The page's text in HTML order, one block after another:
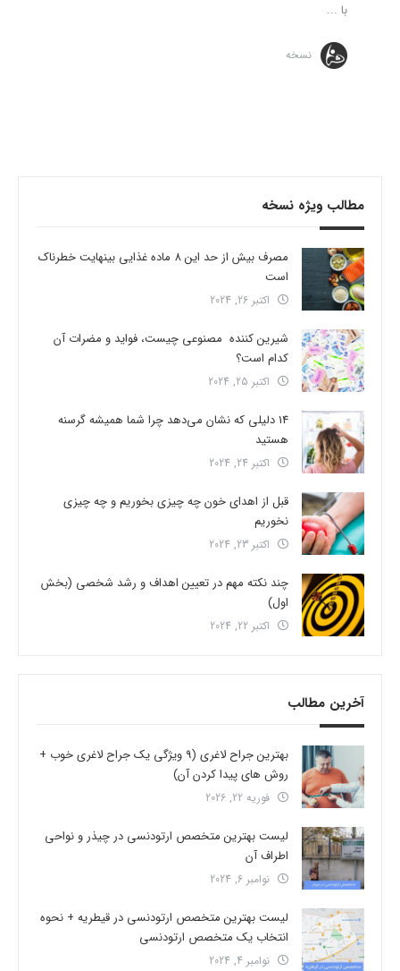
با ...
نسخه
مطالب ویژه نسخه
مصرف بیش از حد این 8 ماده غذایی بینهایت خطرناک
است
اکتبر 26, 2024
شیرین کننده مصنوعی چیست، فواید و مضرات آن
کدام است؟
اکتبر 25, 2024
14 دلیلی که نشان می‌دهد چرا شما همیشه گرسنه
هستید
اکتبر 24, 2024
قبل از اهدای خون چه چیزی بخوریم و چه چیزی
نخوریم
اکتبر 23, 2024
چند نکته مهم در تعیین اهداف و رشد شخصی (بخش
اول)
اکتبر 22, 2024
آخرین مطالب
بهترین جراح لاغری (9 ویژگی یک جراح لاغری خوب +
روش های پیدا کردن آن)
فوریه 22, 2026
لیست بهترین متخصص ارتودنسی در چیذر و نواحی
اطراف آن
نوامبر 6, 2024
لیست بهترین متخصص ارتودنسی در قیطریه + نحوه
انتخاب یک متخصص ارتودنسی
نوامبر 4, 2024